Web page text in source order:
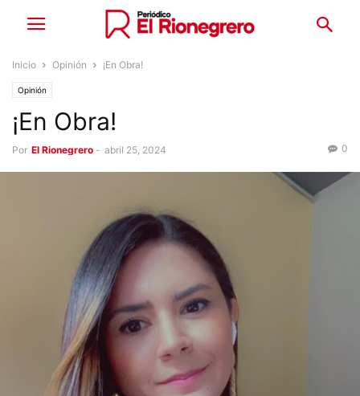
Inicio Opinión ¡En Obra!
Opinión
¡En Obra!
Por El Rionegrero - abril 25, 2024 0